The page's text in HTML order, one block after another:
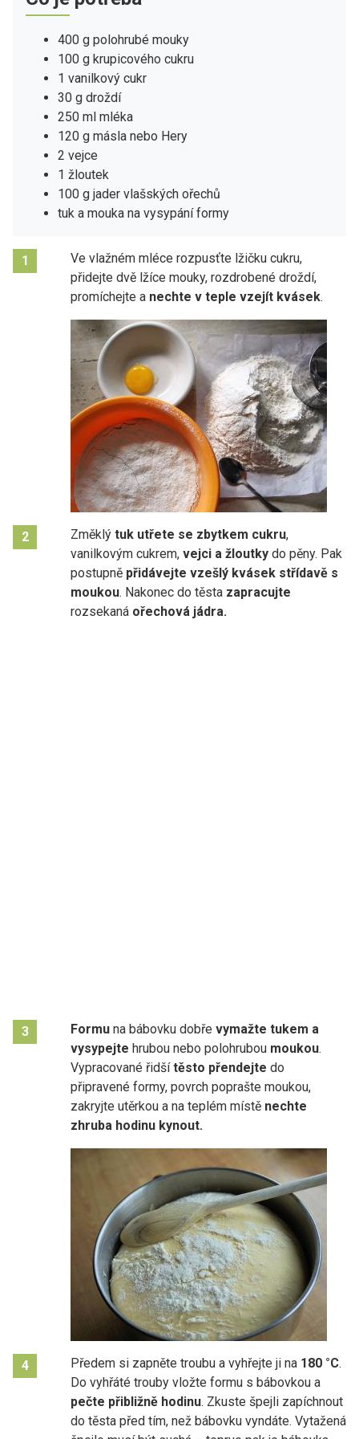
400 g polohrubé mouky
100 g krupicového cukru
1 vanilkový cukr
30 g droždí
250 ml mléka
120 g másla nebo Hery
2 vejce
1 žloutek
100 g jader vlašských ořechů
tuk a mouka na vysypání formy
1
Ve vlažném mléce rozpusťte lžičku cukru,
přidejte dvě lžíce mouky, rozdrobené droždí,
promíchejte a nechte v teple vzejít kvásek.
2 Změklý tuk utřete se zbytkem cukru,
vanilkovým cukrem, vejci a žloutky do pěny. Pak
postupně přidávejte vzešlý kvásek střídavě s
moukou. Nakonec do těsta zapracujte
rozsekaná ořechová jádra.
3 Formu na bábovku dobře vymažte tukem a
vysypejte hrubou nebo polohrubou moukou.
Vypracované řidšítěsto přendejte do
připravené formy, povrch poprašte moukou,
zakryjte utěrkou a na teplém místě nechte
zhruba hodinu kynout.
4 Předem si zapněte troubu a vyhřejte ji na 180 °C.
Do vyhřáté trouby vložte formu s bábovkou a
pečte přibližně hodinu. Zkuste špejli zapíchnout
do těsta před tím, než bábovku vyndáte. Vytažená